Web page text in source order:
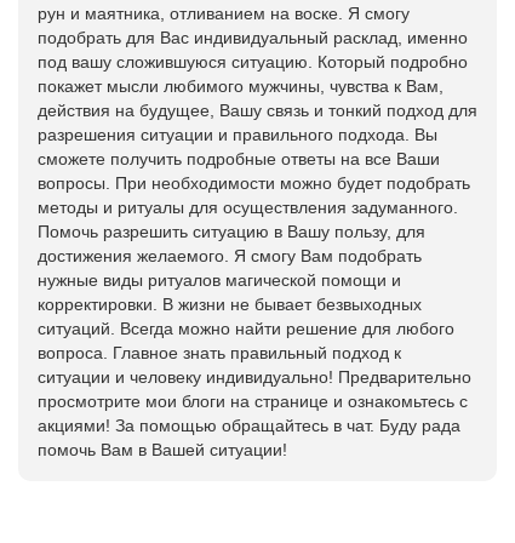
рун и маятника, отливанием на воске. Я смогу
подобрать для Вас индивидуальный расклад, именно
под вашу сложившуюся ситуацию. Который подробно
покажет мысли любимого мужчины, чувства к Вам,
действия на будущее, Вашу связь и тонкий подход для
разрешения ситуации и правильного подхода. Вы
сможете получить подробные ответы на все Ваши
вопросы. При необходимости можно будет подобрать
методы и ритуалы для осуществления задуманного.
Помочь разрешить ситуацию в Вашу пользу, для
достижения желаемого. Я смогу Вам подобрать
нужные виды ритуалов магической помощи и
корректировки. В жизни не бывает безвыходных
ситуаций. Всегда можно найти решение для любого
вопроса. Главное знать правильный подход к
ситуации и человеку индивидуально! Предварительно
просмотрите мои блоги на странице и ознакомьтесь с
акциями! За помощью обращайтесь в чат. Буду рада
помочь Вам в Вашей ситуации!